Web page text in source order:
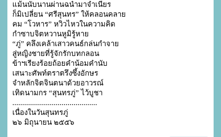
แม้นนับนานผ่านฉนำมาจำเนียร
ก็มิเปลี่ยน “ศรีสุนทร” ให้คลอนคลาย
คม “โวหาร” หวิวไหวในความคิด
กำซาบจิตหวานหูมิรู้หาย
“ภู่” คลึงเคล้าเสาวคนธ์กล่นกำจาย
สู่หญิงชายที่รู้จักรักบทกลอน
ข้าฯเรียงร้อยถ้อยคำน้อมคำนับ
เสนาะศัพท์ตราตรึงซึ้งอักษร
จำหลักจิตจินตนาด้วยอาวรณ์
เทิดนามกร “สุนทรภู่” ไว้บูชา
...........................................
เนื่องในวันสุนทรภู่
๒๖ มิถุนายน ๒๕๕๖